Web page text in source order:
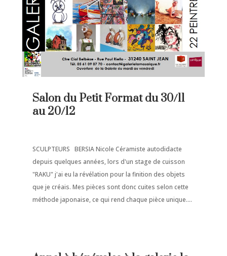
Salon du Petit Format du 30/11
au 20/12
SCULPTEURS BERSIA Nicole Céramiste autodidacte
depuis quelques années, lors d'un stage de cuisson
"RAKU" j'ai eu la révélation pour la finition des objets
que je créais. Mes pièces sont donc cuites selon cette
méthode japonaise, ce qui rend chaque pièce unique....